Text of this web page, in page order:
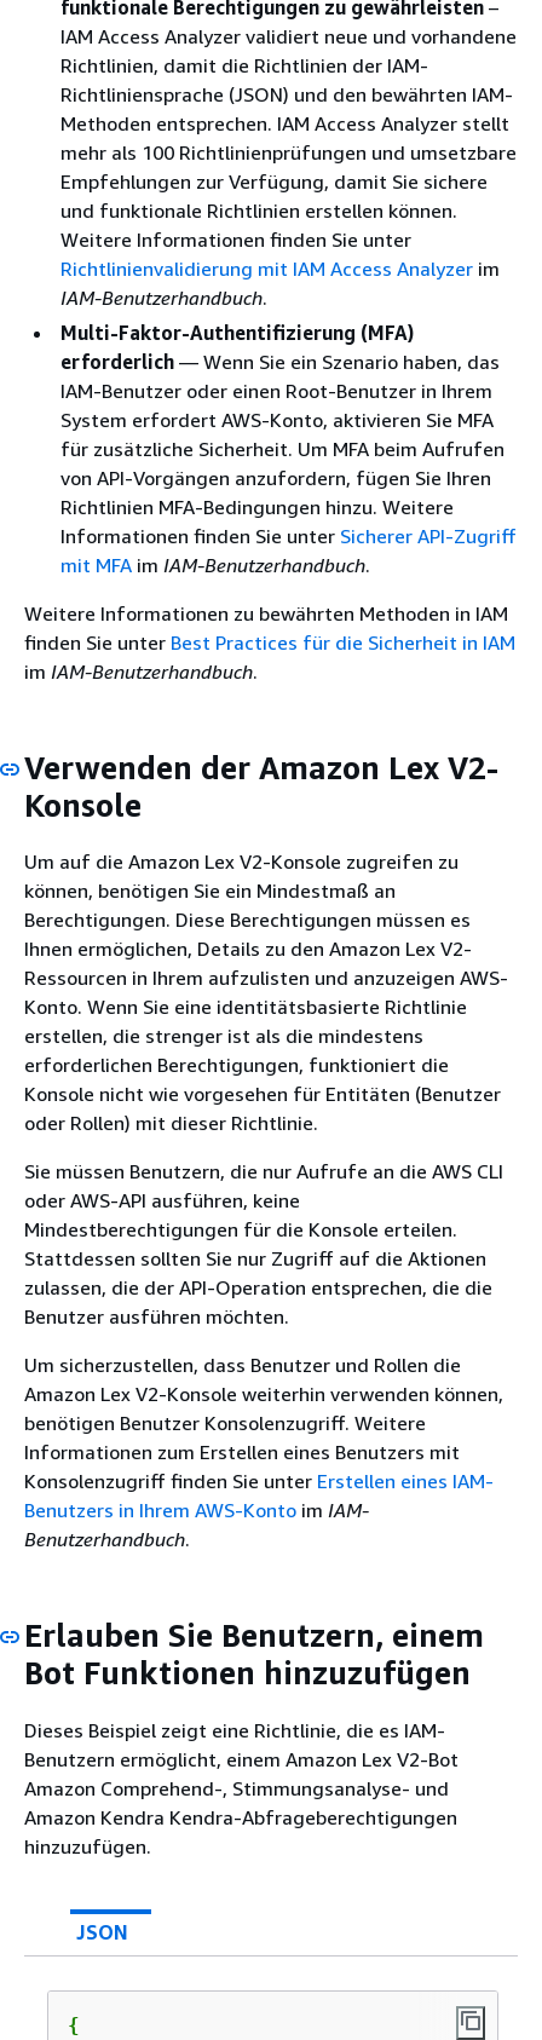
funktionale Berechtigungen zu gewährleisten –
IAM Access Analyzer validiert neue und vorhandene
Richtlinien, damit die Richtlinien der IAM-
Richtliniensprache (JSON) und den bewährten IAM-
Methoden entsprechen. IAM Access Analyzer stellt
mehr als 100 Richtlinienprüfungen und umsetzbare
Empfehlungen zur Verfügung, damit Sie sichere
und funktionale Richtlinien erstellen können.
Weitere Informationen finden Sie unter
Richtlinienvalidierung mit IAM Access Analyzer im
IAM-Benutzerhandbuch.
Multi-Faktor-Authentifizierung (MFA)
erforderlich — Wenn Sie ein Szenario haben, das
IAM-Benutzer oder einen Root-Benutzer in Ihrem
System erfordert AWS-Konto, aktivieren Sie MFA
für zusätzliche Sicherheit. Um MFA beim Aufrufen
von API-Vorgängen anzufordern, fügen Sie Ihren
Richtlinien MFA-Bedingungen hinzu. Weitere
Informationen finden Sie unter Sicherer API-Zugriff
mit MFA im IAM-Benutzerhandbuch.
Weitere Informationen zu bewährten Methoden in IAM
finden Sie unter Best Practices für die Sicherheit in IAM
im IAM-Benutzerhandbuch.
Verwenden der Amazon Lex V2-
Konsole
Um auf die Amazon Lex V2-Konsole zugreifen zu
können, benötigen Sie ein Mindestmaß an
Berechtigungen. Diese Berechtigungen müssen es
Ihnen ermöglichen, Details zu den Amazon Lex V2-
Ressourcen in Ihrem aufzulisten und anzuzeigen AWS-
Konto. Wenn Sie eine identitätsbasierte Richtlinie
erstellen, die strenger ist als die mindestens
erforderlichen Berechtigungen, funktioniert die
Konsole nicht wie vorgesehen für Entitäten (Benutzer
oder Rollen) mit dieser Richtlinie.
Sie müssen Benutzern, die nur Aufrufe an die AWS CLI
oder AWS-API ausführen, keine
Mindestberechtigungen für die Konsole erteilen.
Stattdessen sollten Sie nur Zugriff auf die Aktionen
zulassen, die der API-Operation entsprechen, die die
Benutzer ausführen möchten.
Um sicherzustellen, dass Benutzer und Rollen die
Amazon Lex V2-Konsole weiterhin verwenden können,
benötigen Benutzer Konsolenzugriff. Weitere
Informationen zum Erstellen eines Benutzers mit
Konsolenzugriff finden Sie unter Erstellen eines IAM-
Benutzers in Ihrem AWS-Konto im IAM-
Benutzerhandbuch.
Erlauben Sie Benutzern, einem
Bot Funktionen hinzuzufügen
Dieses Beispiel zeigt eine Richtlinie, die es IAM-
Benutzern ermöglicht, einem Amazon Lex V2-Bot
Amazon Comprehend-, Stimmungsanalyse- und
Amazon Kendra Kendra-Abfrageberechtigungen
hinzuzufügen.
JSON
{